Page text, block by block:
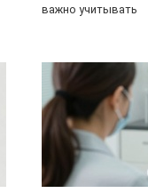
важно учитывать